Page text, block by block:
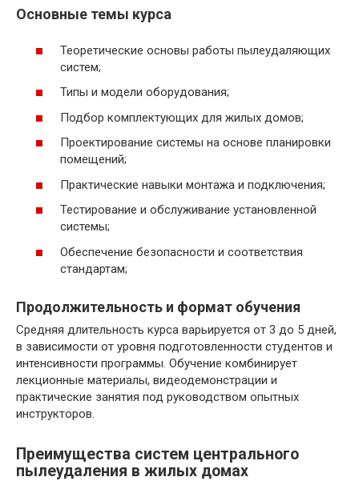
Основные темы курса
Теоретические основы работы пылеудаляющих
систем;
Типы и модели оборудования;
Подбор комплектующих для жилых домов;
Проектирование системы на основе планировки
помещений;
Практические навыки монтажа и подключения;
Тестирование и обслуживание установленной
системы;
Обеспечение безопасности и соответствия
стандартам;
Продолжительность и формат обучения
Средняя длительность курса варьируется от 3 до 5 дней,
в зависимости от уровня подготовленности студентов и
интенсивности программы. Обучение комбинирует
лекционные материалы, видеодемонстрации и
практические занятия под руководством опытных
инструкторов.
Преимущества систем центрального
пылеудаления в жилых домах